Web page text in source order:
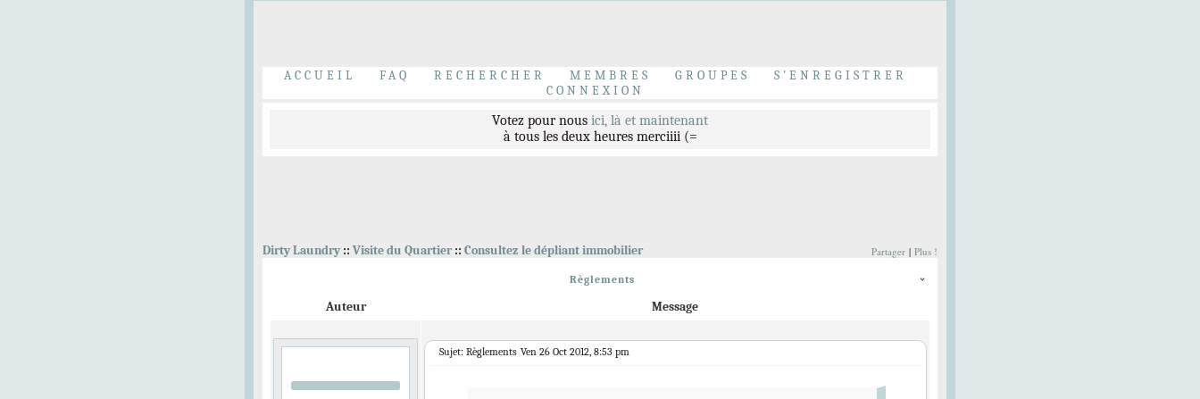
ACCUEIL FAQ RECHERCHER MEMBRES GROUPES
S'ENREGISTRER
CONNEXION
Votez pour nous ici, là et maintenant
à tous les deux heures merciiii (=
Bienvenue Invité sur Dirty Laundry
Dirty Laundry:: Visite du Quartier:: Consultez le dépliant immobilier Partager | Plus !
Règlements
Auteur Message
Sujet: Règlements Ven 26 Oct 2012, 8:53 pm